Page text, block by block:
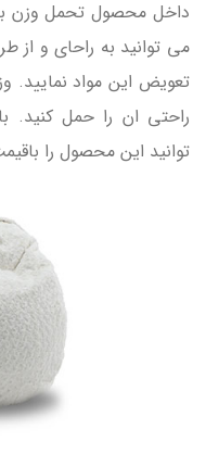
داخل محصول تحمل وزن
می توانید به راحای و از
تعویض این مواد
راحتی ان را حمل کنید.
توانید این محصول را